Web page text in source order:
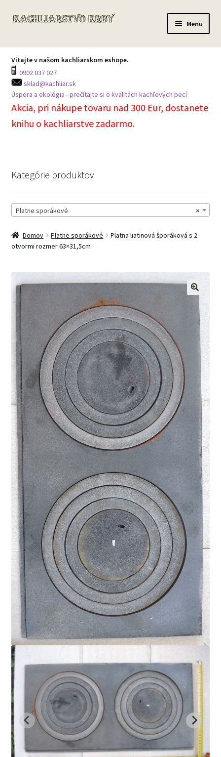
Preskočiť
Preskočiť
Menu
Domov
Všetky produkty
Môj účet
Košík
Kontakt na centrálu
Vitajte v našom kachliarskom eshope.
0902 037 027
sklad@kachliar.sk
Úspora a ekológia - prečítajte si o kvalitách kachľových pecí
Akcia, pri nákupe tovaru nad 300 Eur, dostanete
knihu o kachliarstve zadarmo.
Kategórie produktov
×
Platne sporákové
Domov Platne sporákové
Platna liatinová šporáková s 2
otvormi rozmer 63×31,5cm